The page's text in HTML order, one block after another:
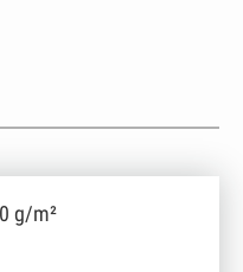
g/m²